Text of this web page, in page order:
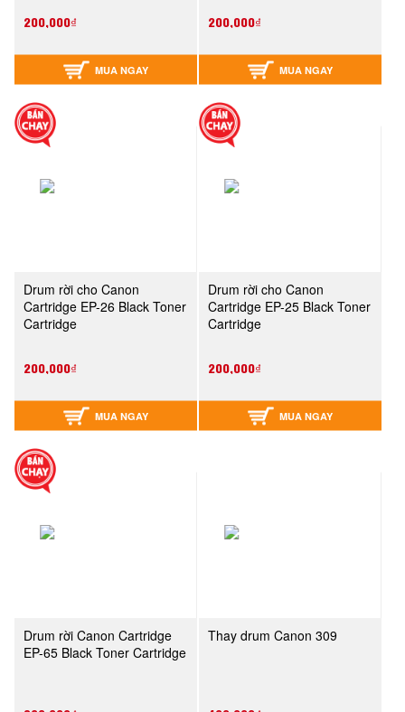
200,000₫
MUA NGAY
200,000₫
MUA NGAY
Drum rời cho Canon
Cartridge EP-26 Black Toner
Cartridge
200,000₫
MUA NGAY
Drum rời cho Canon
Cartridge EP-25 Black Toner
Cartridge
200,000₫
MUA NGAY
Drum rời Canon Cartridge
EP-65 Black Toner Cartridge
Thay drum Canon 309